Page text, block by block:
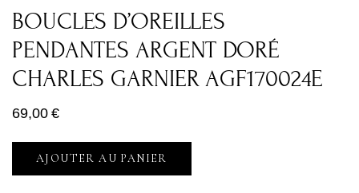
BOUCLES D’OREILLES
PENDANTES ARGENT DORÉ
CHARLES GARNIER AGF170024E
69,00€
AJOUTER AU PANIER